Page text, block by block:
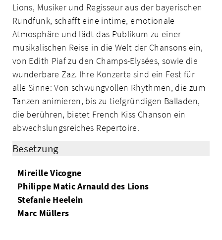
Lions, Musiker und Regisseur aus der bayerischen
Rundfunk, schafft eine intime, emotionale
Atmosphäre und lädt das Publikum zu einer
musikalischen Reise in die Welt der Chansons ein,
von Edith Piaf zu den Champs-Elysées, sowie die
wunderbare Zaz. Ihre Konzerte sind ein Fest für
alle Sinne: Von schwungvollen Rhythmen, die zum
Tanzen animieren, bis zu tiefgründigen Balladen,
die berühren, bietet French Kiss Chanson ein
abwechslungsreiches Repertoire.
Besetzung
Mireille Vicogne
Philippe Matic Arnauld des Lions
Stefanie Heelein
Marc Müllers